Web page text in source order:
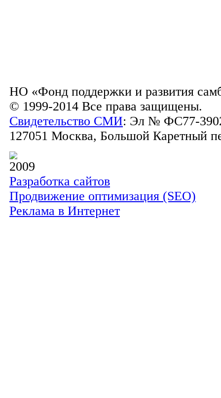
НО «Фонд поддержки и развития
© 1999-2014 Все права защищены.
Свидетельство СМИ: Эл № ФС77-
127051 Москва, Большой Каретный
2009
Разработка сайтов
Продвижение оптимизация (SEO)
Реклама в Интернет